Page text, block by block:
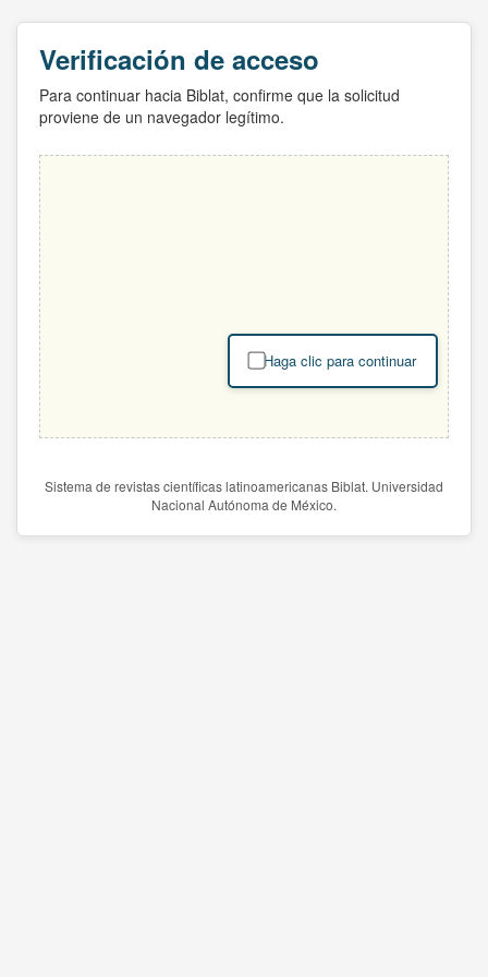
Verificación de acceso
Para continuar hacia Biblat, confirme que la solicitud
proviene de un navegador legítimo.
Haga clic para continuar
Sistema de revistas científicas latinoamericanas Biblat. Universidad
Nacional Autónoma de México.